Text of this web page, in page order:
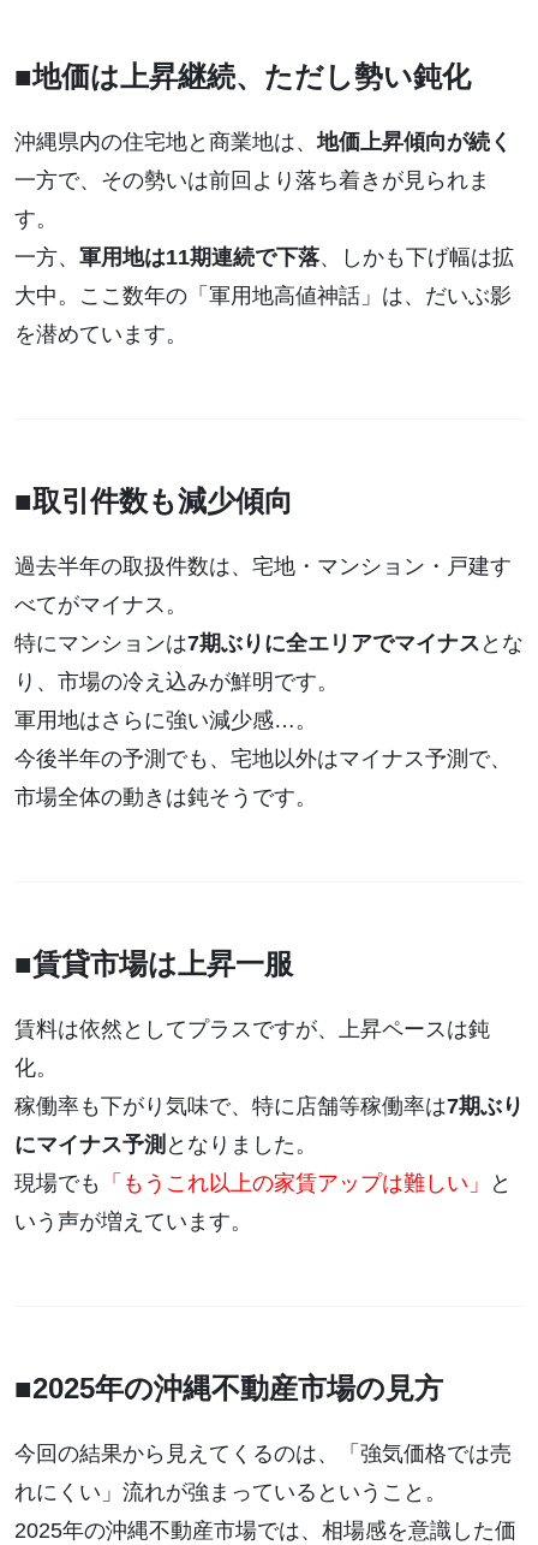
■地価は上昇継続、ただし勢い鈍化
沖縄県内の住宅地と商業地は、地価上昇傾向が続く
一方で、その勢いは前回より落ち着きが見られま
す。
一方、 軍用地は11期連続で下落、しかも下げ幅は拡
大中。ここ数年の「軍用地高値神話」は、だいぶ影
を潜めています。
■取引件数も減少傾向
過去半年の取扱件数は、宅地・マンション・戸建す
べてがマイナス。
特にマンションは7期ぶりに全エリアでマイナス とな
り、市場の冷え込みが鮮明です。
軍用地はさらに強い減少感…。
今後半年の予測でも、宅地以外はマイナス予測で、
市場全体の動きは鈍そうです。
■賃貸市場は上昇一服
賃料は依然としてプラスですが、上昇ペースは鈍
化。
稼働率も下がり気味で、特に店舗等稼働率は7期ぶり
にマイナス予測 となりました。
現場でも
「もうこれ以上の家賃アップは難しい」
と
いう声が増えています。
■2025年の沖縄不動産市場の見方
今回の結果から見えてくるのは、「強気価格では売
れにくい」流れが強まっているということ。
2025年の沖縄不動産市場では、相場感を意識した価